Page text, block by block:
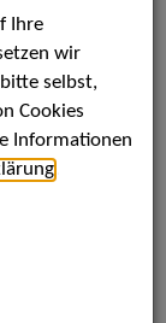
als PDF speichern
Ihre
wir
selbst,
Cookies
Informationen